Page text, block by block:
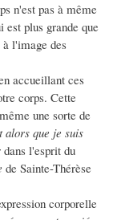
n'est pas à même
est plus grande que
l'image des
accueillant ces
corps. Cette
une sorte de
alors que je suis
l'esprit du
de Sainte-Thérèse
corporelle